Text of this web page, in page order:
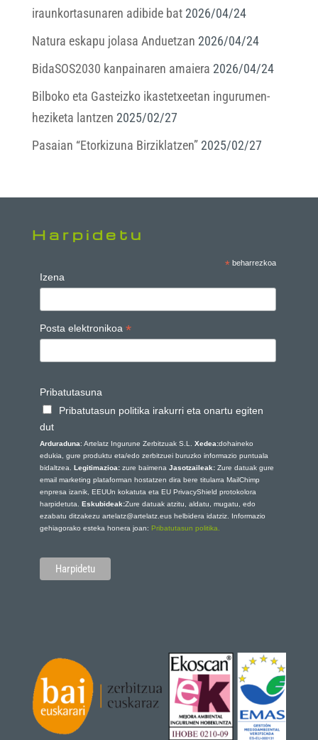
iraunkortasunaren adibide bat 2026/04/24
Natura eskapu jolasa Anduetzan 2026/04/24
BidaSOS2030 kanpainaren amaiera 2026/04/24
Bilboko eta Gasteizko ikastetxeetan ingurumen-
heziketa lantzen 2025/02/27
Pasaian “Etorkizuna Birziklatzen” 2025/02/27
Harpidetu
* beharrezkoa
Izena
Posta elektronikoa *
Pribatutasuna
Pribatutasun politika irakurri eta onartu egiten
dut
Arduraduna: Artelatz Ingurune Zerbitzuak S.L. Xedea:dohaineko
edukia, gure produktu eta/edo zerbitzuei buruzko informazio puntuala
bidaltzea. Legitimazioa:zure baimena Jasotzaileak: Zure datuak gure
email marketing plataforman hostatzen dira bere titularra MailChimp
enpresa izanik, EEUUn kokatuta eta EU PrivacyShield protokolora
harpidetuta. Eskubideak:Zure datuak atzitu, aldatu, mugatu, edo
ezabatu ditzakezu artelatz@artelatz.eus helbidera idatziz. Informazio
gehiagorako esteka honera joan: Pribatutasun politika.